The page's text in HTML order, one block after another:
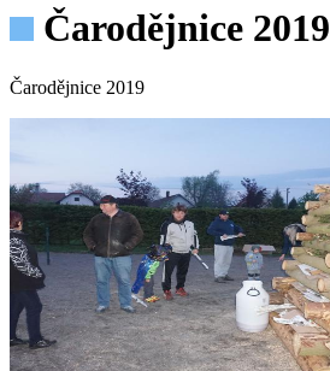
Čarodějnice 2019
Čarodějnice 2019